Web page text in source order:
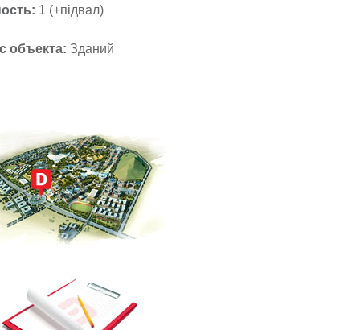
1 (+підвал)
объекта: Зданий